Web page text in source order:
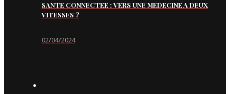
SANTE CONNECTEE : VERS UNE MEDECINE A DEUX
VITESSES ?
02/04/2024